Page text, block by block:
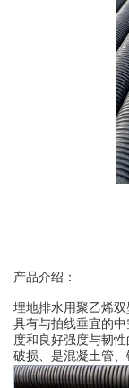
产品介绍：
埋地排水用聚乙烯
具有与拍线垂宜的
度和良好强度与韧
破损、是混凝土管、